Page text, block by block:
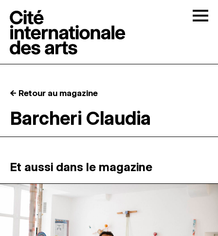
RÉSIDENCES ↓
ATELIERS OUVERTS
PROGRAMMATION
MAGAZINE
← Retour au magazine
Barcheri Claudia
Et aussi dans le magazine